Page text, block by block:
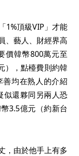
1%頂級VIP」才能
、藝人、財經界高
價韓幣800萬元至
），點檯費則約韓
均在熟人的介紹
似還夥同另兩人恐
3.5億元（約新台
，由於他手上有多